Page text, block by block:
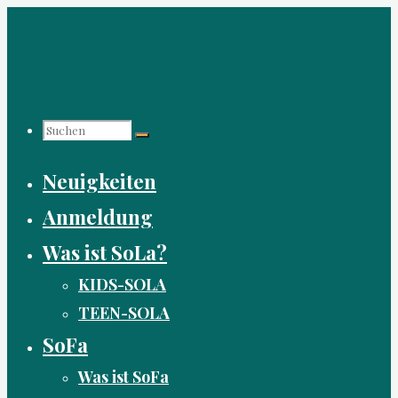
Suchen
nach:
Neuigkeiten
Anmeldung
Was ist SoLa?
KIDS-SOLA
TEEN-SOLA
SoFa
Was ist SoFa